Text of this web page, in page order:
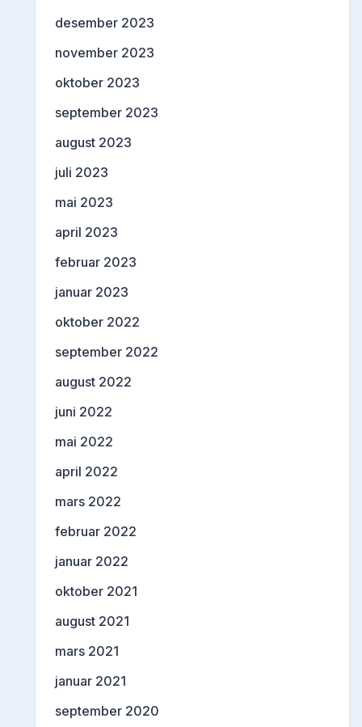
desember 2023
november 2023
oktober 2023
september 2023
august 2023
juli 2023
mai 2023
april 2023
februar 2023
januar 2023
oktober 2022
september 2022
august 2022
juni 2022
mai 2022
april 2022
mars 2022
februar 2022
januar 2022
oktober 2021
august 2021
mars 2021
januar 2021
september 2020